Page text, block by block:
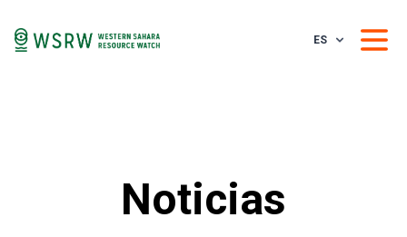
ES
Noticias